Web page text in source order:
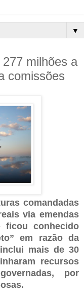
▼
milhões a
comissões
comandadas
via emendas
ficou conhecido
em razão da
mais de 30
recursos
por